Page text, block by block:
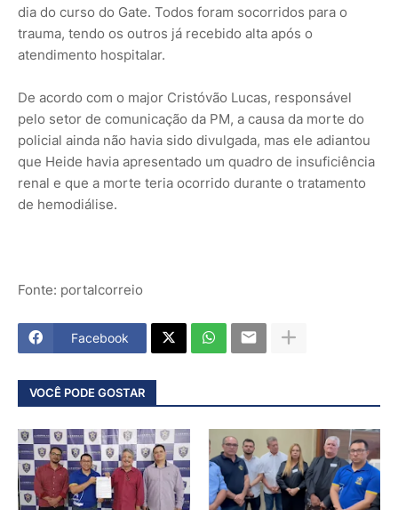
dia do curso do Gate. Todos foram socorridos para o
trauma, tendo os outros já recebido alta após o
atendimento hospitalar.
De acordo com o major Cristóvão Lucas, responsável
pelo setor de comunicação da PM, a causa da morte do
policial ainda não havia sido divulgada, mas ele adiantou
que Heide havia apresentado um quadro de insuficiência
renal e que a morte teria ocorrido durante o tratamento
de hemodiálise.
Fonte: portalcorreio
Facebook
VOCÊ PODE GOSTAR